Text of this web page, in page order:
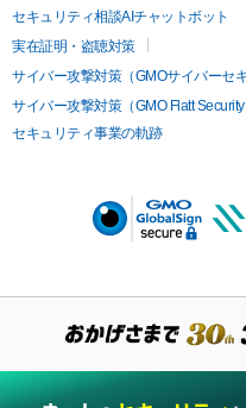
セキュリティ相談AIチャットボット
実在証明・盗聴対策
サイバー攻撃対策（GMOサイバーセ
サイバー攻撃対策（GMO Flatt Security
セキュリティ事業の軌跡